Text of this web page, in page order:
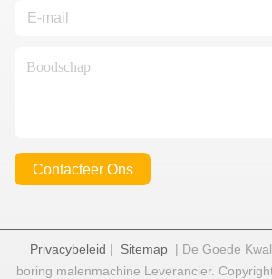
Contacteer Ons
Privacybeleid | Sitemap| De Goede
boring malenmachine Leverancier.